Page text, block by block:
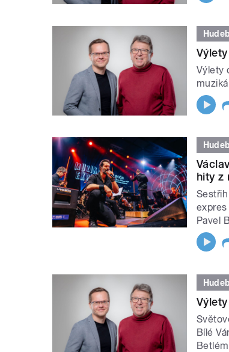
Výlety
hity z
expres
Pavel
Bílé